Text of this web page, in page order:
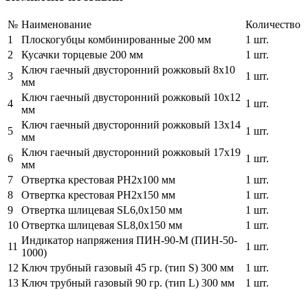
№ Наименование
Количество
1
Плоскогубцы комбинированные 200 мм
1 шт.
2
Кусачки торцевые 200 мм
1 шт.
3
Ключ гаечный двусторонний рожковый 8x10
мм
1 шт.
4
Ключ гаечный двусторонний рожковый 10x12
мм
1 шт.
5
Ключ гаечный двусторонний рожковый 13x14
мм
1 шт.
6
Ключ гаечный двусторонний рожковый 17x19
мм
1 шт.
7
Отвертка крестовая PH2x100 мм
1 шт.
8
Отвертка крестовая PH2x150 мм
1 шт.
9
Отвертка шлицевая SL6,0x150 мм
1 шт.
10 Отвертка шлицевая SL8,0x150 мм
1 шт.
11
Индикатор напряжения ПИН-90-М (ПИН-50-
1000)
1 шт.
12 Ключ трубный газовый 45 гр. (тип S) 300 мм
1 шт.
13 Ключ трубный газовый 90 гр. (тип L) 300 мм
1 шт.